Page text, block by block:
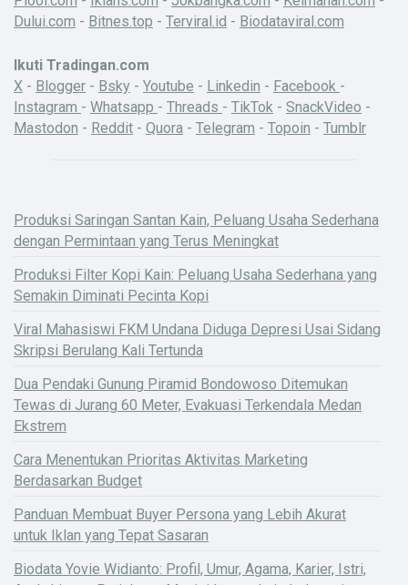
Dului.com - Bitnes.top - Terviral.id - Biodataviral.com
Ikuti Tradingan.com
X - Blogger - Bsky - Youtube - Linkedin - Facebook -
Instagram - Whatsapp - Threads - TikTok - SnackVideo -
Mastodon - Reddit - Quora - Telegram - Topoin - Tumblr
Produksi Saringan Santan Kain, Peluang Usaha Sederhana
dengan Permintaan yang Terus Meningkat
Produksi Filter Kopi Kain: Peluang Usaha Sederhana yang
Semakin Diminati Pecinta Kopi
Viral Mahasiswi FKM Undana Diduga Depresi Usai Sidang
Skripsi Berulang Kali Tertunda
Dua Pendaki Gunung Piramid Bondowoso Ditemukan
Tewas di Jurang 60 Meter, Evakuasi Terkendala Medan
Ekstrem
Cara Menentukan Prioritas Aktivitas Marketing
Berdasarkan Budget
Panduan Membuat Buyer Persona yang Lebih Akurat
untuk Iklan yang Tepat Sasaran
Biodata Yovie Widianto: Profil, Umur, Agama, Karier, Istri,